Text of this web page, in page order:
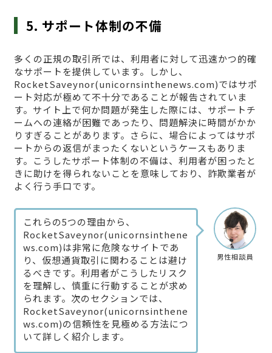
5. サポート体制の不備
多くの正規の取引所では、利用者に対して迅速かつ的確
なサポートを提供しています。しかし、
RocketSaveynor(unicornsinthenews.com)ではサポ
ート対応が極めて不十分であることが報告されていま
す。サイト上で何か問題が発生した際には、サポートチ
ームへの連絡が困難であったり、問題解決に時間がかか
りすぎることがあります。さらに、場合によってはサポ
ートからの返信がまったくないというケースもありま
す。こうしたサポート体制の不備は、利用者が困ったと
きに助けを得られないことを意味しており、詐欺業者が
よく行う手口です。
男性相談員
これらの5つの理由から、
RocketSaveynor(unicornsinthene
ws.com)は非常に危険なサイトであ
り、仮想通貨取引に関わることは避け
るべきです。利用者がこうしたリスク
を理解し、慎重に行動することが求め
られます。次のセクションでは、
RocketSaveynor(unicornsinthene
ws.com)の信頼性を見極める方法につ
いて詳しく紹介します。